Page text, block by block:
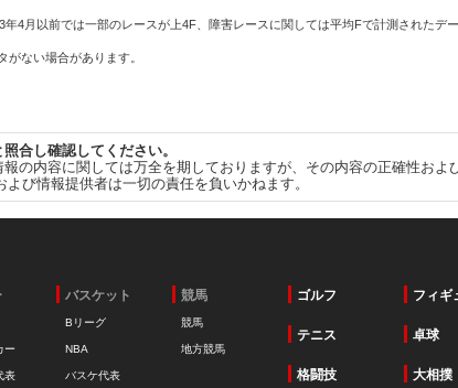
4月以前では一部のレースが上4F、障害レースに関しては平均Fで計測されたデ
ない場合があります。
合し確認してください。
の内容に関しては万全を期しておりますが、その内容の正確性お
び情報提供者は一切の責任を負いかねます。
ー
表
バスケット
Bリーグ
NBA
バスケ代表
競馬
競馬
地方競馬
ゴルフ フィギ
テニス 卓球
格闘技 大相撲